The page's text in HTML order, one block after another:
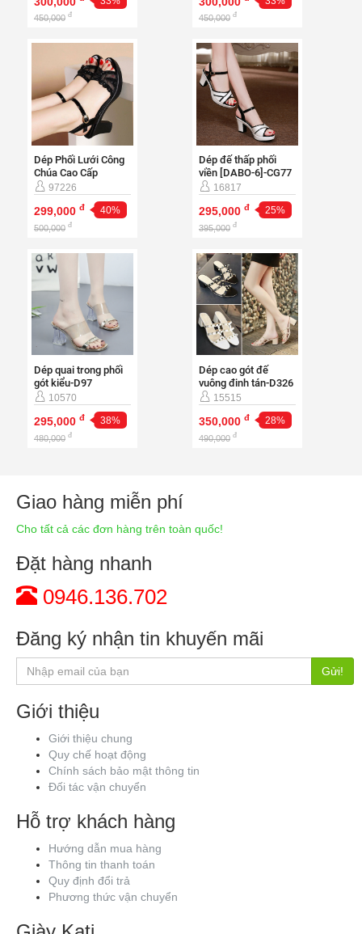
450,000 đ 450,000 đ
Dép Phối Lưới Công
Chúa Cao Cấp
[DABO-5]-CG400
299,000 đ 40%
500,000 đ
97226
Dép đế thấp phối
viền [DABO-6]-CG77
295,000 đ 25%
395,000 đ
16817
Dép quai trong phối
gót kiểu-D97
295,000 đ 38%
480,000 đ
10570
Dép cao gót đế
vuông đinh tán-D326
350,000 đ 28%
490,000 đ
15515
Giao hàng miễn phí
Cho tất cả các đơn hàng trên toàn quốc!
Đặt hàng nhanh
0946.136.702
Đăng ký nhận tin khuyến mãi
Gửi!
Giới thiệu
Giới thiệu chung
Quy chế hoạt động
Chính sách bảo mật thông tin
Đối tác vận chuyển
Hỗ trợ khách hàng
Hướng dẫn mua hàng
Thông tin thanh toán
Quy định đổi trả
Phương thức vận chuyển